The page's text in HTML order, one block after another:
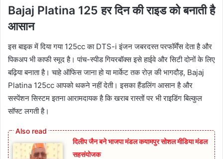
Bajaj Platina 125 हर दिन की राइड को बनाती है
आसान
इस बाइक में दिया गया 125cc का DTS-i इंजन जबरदस्त परफॉर्मेंस देता है और
पिकअप भी काफी स्मूद है। पांच-स्पीड गियरबॉक्स इसे हाईवे और सिटी दोनों के लिए
बढ़िया बनाता है। चाहे ऑफिस जाना हो या मार्केट तक रोज़ की भागदौड़, Bajaj
Platina 125cc आपको थकने नहीं देती। इसका हैंडलिंग आसान है और
सस्पेंशन सिस्टम इतना आरामदायक है कि खराब रास्तों पर भी राइडिंग बिल्कुल
सॉफ्ट लगती है।
दिलीप जैन बने भाजपा मंडल कयामपुर सोशल मीडिया मंडल
सहसंयोजक